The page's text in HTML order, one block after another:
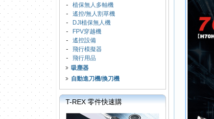
- 植保無人多軸機
- 遙控/無人割草機
-
DJI植保無人機
-
FPV穿越機
- 遙控設備
- 飛行模擬器
- 飛行用品
吸塵器
自動進刀機/換刀機
T-REX 零件快速購